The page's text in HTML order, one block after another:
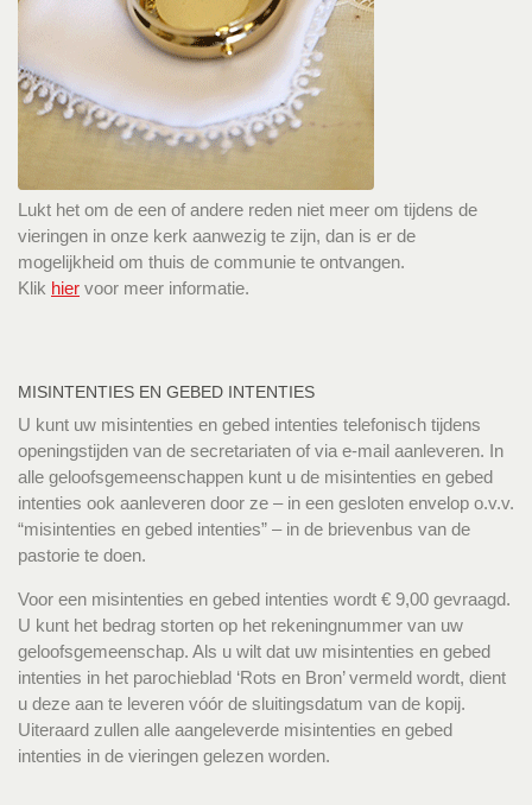
Lukt het om de een of andere reden niet meer om tijdens de
vieringen in onze kerk aanwezig te zijn, dan is er de
mogelijkheid om thuis de communie te ontvangen.
Klik hier voor meer informatie.
MISINTENTIES EN GEBED INTENTIES
U kunt uw misintenties en gebed intenties telefonisch tijdens
openingstijden van de secretariaten of via e-mail aanleveren. In
alle geloofsgemeenschappen kunt u de misintenties en gebed
intenties ook aanleveren door ze – in een gesloten envelop o.v.v.
“misintenties en gebed intenties” – in de brievenbus van de
pastorie te doen.
Voor een misintenties en gebed intenties wordt € 9,00 gevraagd.
U kunt het bedrag storten op het rekeningnummer van uw
geloofsgemeenschap. Als u wilt dat uw misintenties en gebed
intenties in het parochieblad ‘Rots en Bron’ vermeld wordt, dient
u deze aan te leveren vóór de sluitingsdatum van de kopij.
Uiteraard zullen alle aangeleverde misintenties en gebed
intenties in de vieringen gelezen worden.